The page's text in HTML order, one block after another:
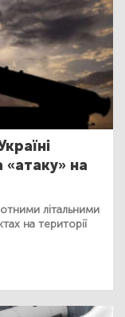
на
літальними
на території